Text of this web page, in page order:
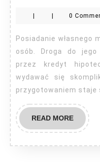
0
Posiadanie własnego mieszkania to marzenie wielu
osób. Droga do
przez kredyt
wydawać się
przygotowaniem staje
READ MOREREAD
MORE